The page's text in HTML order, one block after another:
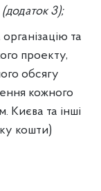
(додаток 3);
та
проекту,
обсягу
кожного
Києва та інші
кошти)